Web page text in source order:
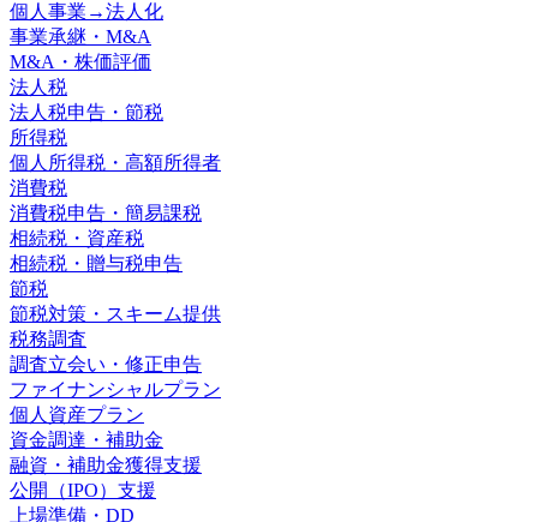
個人事業→法人化
事業承継・M&A
M&A・株価評価
法人税
法人税申告・節税
所得税
個人所得税・高額所得者
消費税
消費税申告・簡易課税
相続税・資産税
相続税・贈与税申告
節税
節税対策・スキーム提供
税務調査
調査立会い・修正申告
ファイナンシャルプラン
個人資産プラン
資金調達・補助金
融資・補助金獲得支援
公開（IPO）支援
上場準備・DD